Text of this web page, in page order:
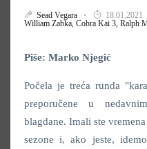
Sead Vegara 18.01.2021.
William Zabka, Cobra Kai 3, Ralph
Piše: Marko Njegić
Počela je treća runda
preporučene u
blagdane. Imali ste
sezone i, ako jeste,